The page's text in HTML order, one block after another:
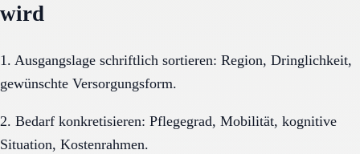
wird
1. Ausgangslage schriftlich sortieren: Region, Dringlichkeit,
gewünschte Versorgungsform.
2. Bedarf konkretisieren: Pflegegrad, Mobilität, kognitive
Situation, Kostenrahmen.